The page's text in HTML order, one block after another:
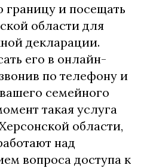
и посещать
области для
декларации.
его в онлайн-
по телефону и
семейного
такая услуга
области,
над
вопроса доступа к